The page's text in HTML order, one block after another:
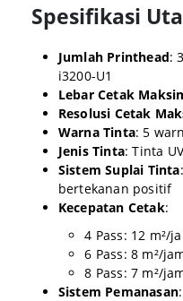
Spesifikasi
Jumlah Printhead:
i3200-U1
Lebar Cetak
Resolusi Cetak
Warna Tinta: 5
Jenis Tinta:Tinta
Sistem Suplai Tinta:
bertekanan positif
Kecepatan Cetak:
4 Pass: 12 m²/
6 Pass: 8 m²/
8 Pass: 7 m²/
Sistem Pemanasan: